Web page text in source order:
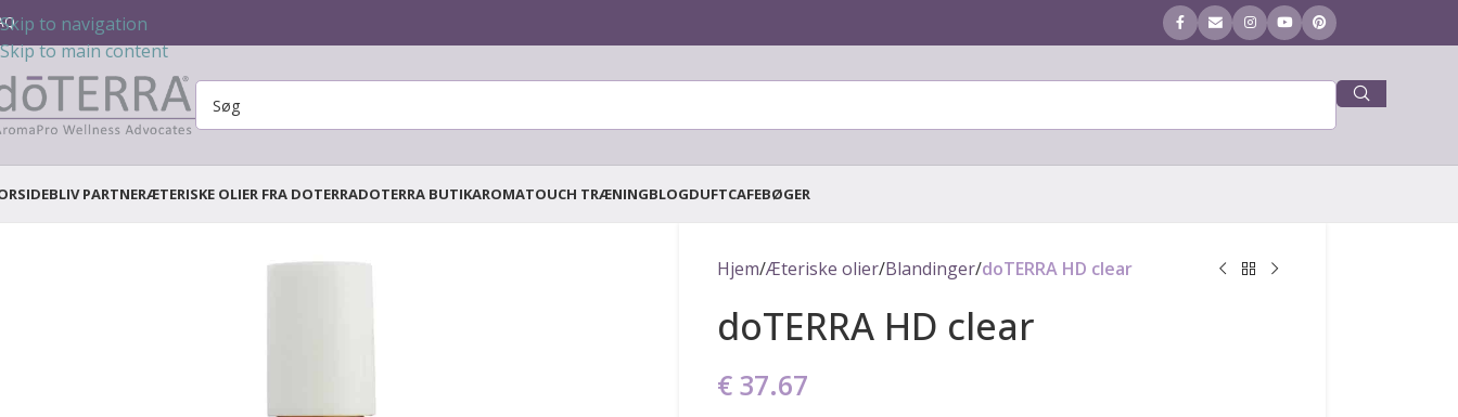
Skip to navigation
Skip to main content
BLIV PARTNERÆTERISKE OLIER FRA DOTERRADOTERRA BUTIKAROMATOUCH TRÆNINGBLOGDUFTCAFEBØGER
Hjem/Æteriske olier/Blandinger/doTERRA HD clear
doTERRA HD clear
€37.67